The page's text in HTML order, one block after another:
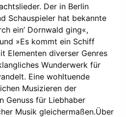
Der in Berlin
Schauspieler hat bekannte
ein’ Dornwald ging«,
»Es kommt ein Schiff
Elementen diverser Genres
Wunderwerk für
Eine wohltuende
Musizieren der
Genuss für Liebhaber
Musik gleichermaßen.Über